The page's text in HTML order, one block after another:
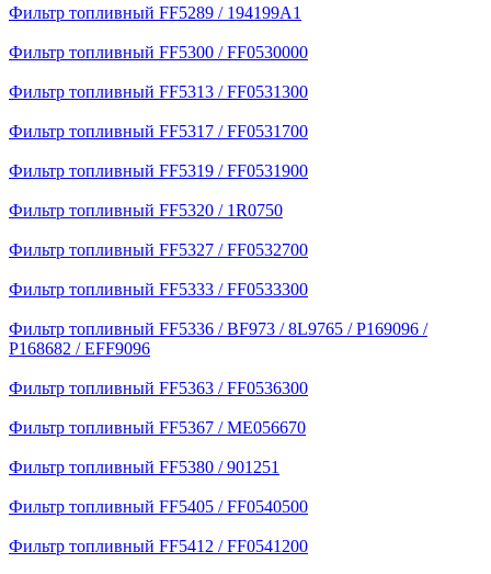
Фильтр топливный FF5289 / 194199A1
Фильтр топливный FF5300 / FF0530000
Фильтр топливный FF5313 / FF0531300
Фильтр топливный FF5317 / FF0531700
Фильтр топливный FF5319 / FF0531900
Фильтр топливный FF5320 / 1R0750
Фильтр топливный FF5327 / FF0532700
Фильтр топливный FF5333 / FF0533300
Фильтр топливный FF5336 / BF973 / 8L9765 / P169096 /
P168682 / EFF9096
Фильтр топливный FF5363 / FF0536300
Фильтр топливный FF5367 / ME056670
Фильтр топливный FF5380 / 901251
Фильтр топливный FF5405 / FF0540500
Фильтр топливный FF5412 / FF0541200